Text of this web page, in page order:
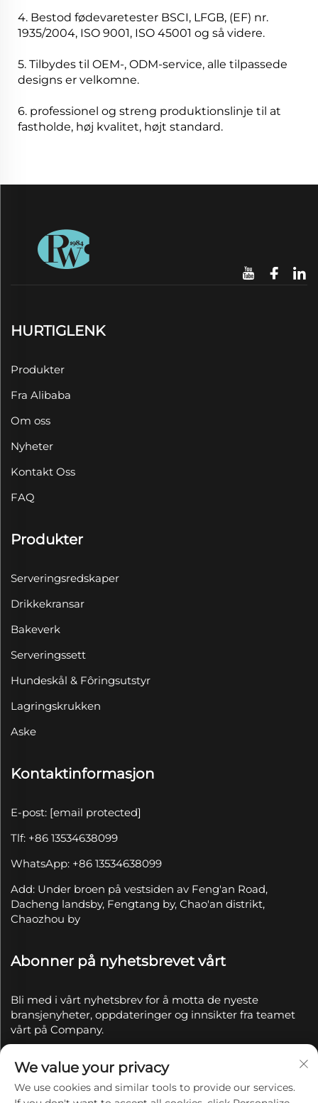
4. Bestod fødevaretester BSCI, LFGB, (EF) nr.
1935/2004, ISO 9001, ISO 45001 og så videre.
5. Tilbydes til OEM-, ODM-service, alle tilpassede
designs er velkomne.
6. professionel og streng produktionslinje til at
fastholde, høj kvalitet, højt standard.
HURTIGLENK
Produkter
Fra Alibaba
Om oss
Nyheter
Kontakt Oss
FAQ
Produkter
Serveringsredskaper
Drikkekransar
Bakeverk
Serveringssett
Hundeskål & Fôringsutstyr
Lagringskrukken
Aske
Kontaktinformasjon
E-post: [email protected]
Tlf: +86 13534638099
WhatsApp: +86 13534638099
Add: Under broen på vestsiden av Feng'an Road,
Dacheng landsby, Fengtang by, Chao'an distrikt,
Chaozhou by
Abonner på nyhetsbrevet vårt
Bli med i vårt nyhetsbrev for å motta de nyeste
bransjenyheter, oppdateringer og innsikter fra teamet
vårt på Company.
We value your privacy
We use cookies and similar tools to provide our services.